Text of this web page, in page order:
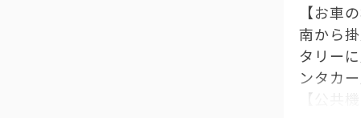
【お車
南から
タリー
ンタカ
【公共